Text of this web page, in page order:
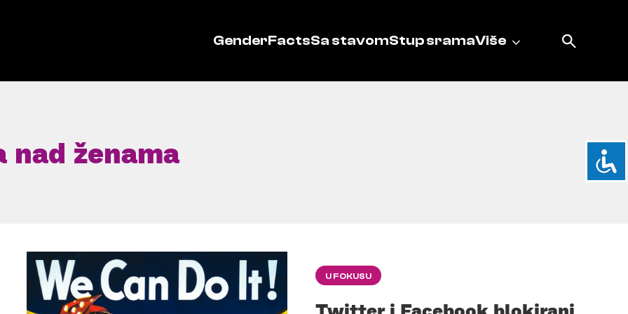
GenderFactsSa stavomStup sramaViše
ženama
U FOKUSU